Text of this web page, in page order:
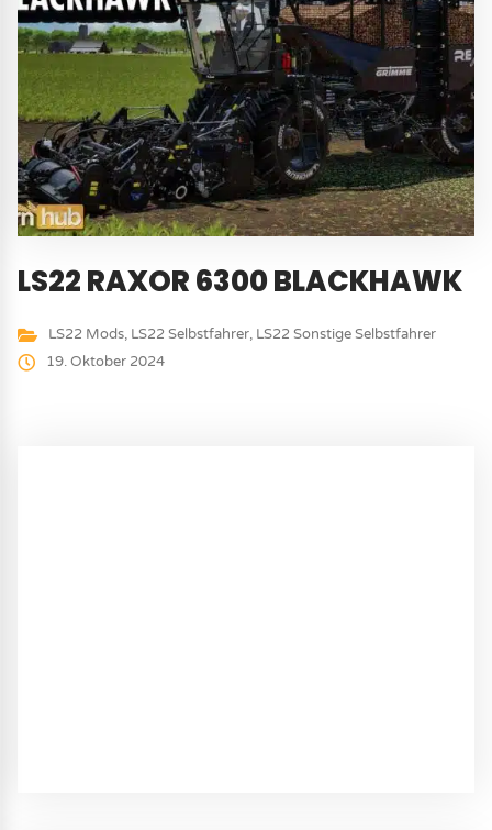
LS22 RAXOR 6300 BLACKHAWK
LS22 Mods, LS22 Selbstfahrer, LS22 Sonstige Selbstfahrer
19. Oktober 2024